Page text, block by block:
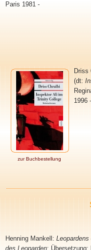
Paris 1981 -
zur Buchbestellung
Driss
(dt:
1996 -
Henning Mankell : Leopardens
des Leoparden; Übersetzung: